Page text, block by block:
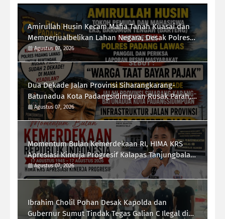
Amirullah Husin Kecam Mafia Tanah Kuasai dan
Memperjualbelikan Lahan Negara, Desak Polres
Padang Lawas Tindak Tegas Mafia Tanah
Agustus 07, 2026
Dua Dekade Jalan Provinsi Siharangkarang-
Batunadua Kota Padangsidimpuan Rusak Parah,
Rahmad Taufik Dalimunthe Desak Gubernur
Sumut "Turun Tangan"
Agustus 07, 2026
Momentum Bulan Kemerdekaan RI, HIMA KRS
Apresiasi Kinerja Progresif Kalapas Tanjungbalai,
Refin Tua Simanullang
Agustus 07, 2026
Ibrahim Cholil Pohan Desak Kapolda dan
Gubernur Sumut Tindak Tegas Galian C Ilegal di